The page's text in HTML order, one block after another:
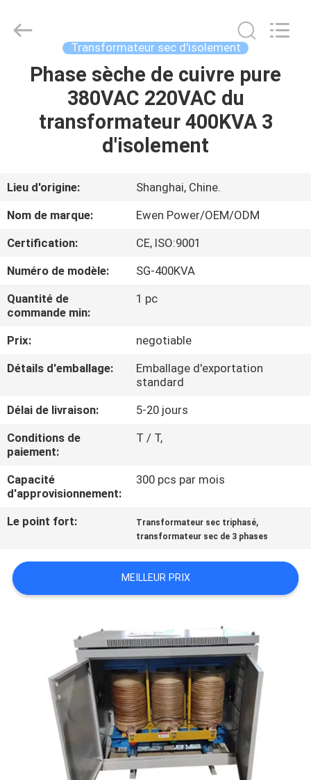
MAISON
VIDÉOS
À
PROPOS
DE
VISITE
L'USINE
CONTRÔLE
DE
QUALITÉ
NOUS
CONTACTER
NOUVELLES
DEMANDEZ
Supplier.
Copyright
ECER
Transformateur sec d'isolement
Phase sèche de cuivre pure
380VAC 220VAC du
transformateur 400KVA 3
d'isolement
Lieu d'origine:
Shanghai, Chine.
Nom de marque:
Ewen Power/OEM/ODM
Certification:
CE, ISO:9001
Numéro de modèle:
SG-400KVA
Quantité de
commande min:
1 pc
Prix:
negotiable
Détails d'emballage:
Emballage d'exportation
standard
Délai de livraison:
5-20 jours
Conditions de
paiement:
T / T,
Capacité
d'approvisionnement:
300 pcs par mois
Le point fort: Transformateur sec triphasé,
transformateur sec de 3 phases
MEILLEUR PRIX